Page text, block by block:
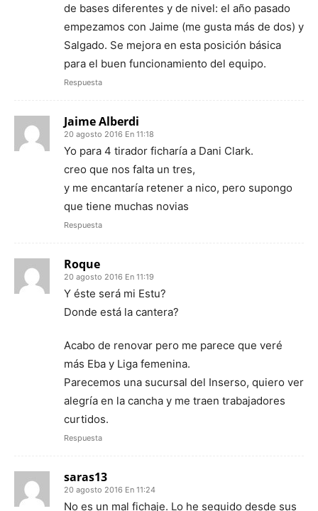
de bases diferentes y de nivel: el año pasado
empezamos con Jaime (me gusta más de dos) y
Salgado. Se mejora en esta posición básica
para el buen funcionamiento del equipo.
Respuesta
Jaime Alberdi
20 agosto 2016 En 11:18
Yo para 4 tirador ficharía a Dani Clark.
creo que nos falta un tres,
y me encantaría retener a nico, pero supongo
que tiene muchas novias
Respuesta
Roque
20 agosto 2016 En 11:19
Y éste será mi Estu?
Donde está la cantera?
Acabo de renovar pero me parece que veré
más Eba y Liga femenina.
Parecemos una sucursal del Inserso, quiero ver
alegría en la cancha y me traen trabajadores
curtidos.
Respuesta
saras13
20 agosto 2016 En 11:24
No es un mal fichaje. Lo he seguido desde sus